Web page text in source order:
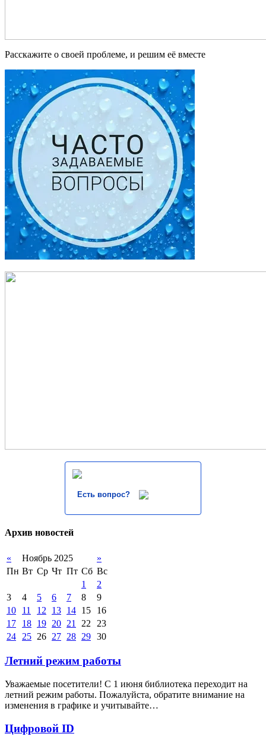
Расскажите о своей проблеме, и решим её вместе
Есть вопрос?
Архив новостей
« Ноябрь 2025
»
Пн Вт Ср Чт Пт Сб Вс
1
2
3
4 5 6 7 8
9
10
11 12 13 14 15
16
17
18 19 20 21 22
23
24
25 26 27 28 29 30
Летний режим работы
Уважаемые посетители! С 1 июня библиотека переходит на
летний режим работы. Пожалуйста, обратите внимание на
изменения в графике и учитывайте…
Цифровой ID